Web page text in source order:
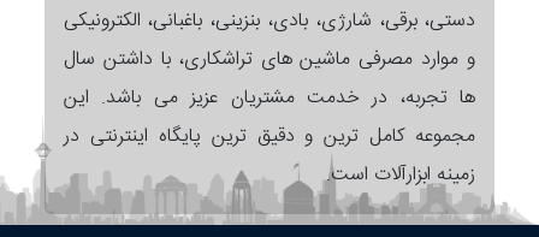
دستی، برقی، شارژی، بادی، بنزینی، باغبانی، الکترونیکی
و موارد مصرفی ماشین های تراشکاری، با داشتن سال
ها تجربه، در خدمت مشتریان عزیز می باشد. این
مجموعه کامل ترین و دقیق ترین پایگاه اینترنتی در
زمینه ابزارآلات است.